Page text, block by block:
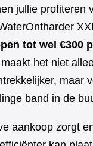
jullie profiteren
tot wel €300
het niet
maar
band in de
aankoop zorgt